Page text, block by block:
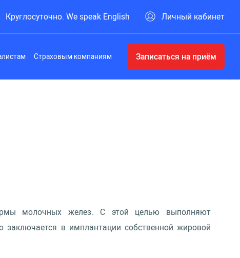
Круглосуточно. We speak English Личный кабинет
Страховым компаниям Записаться на приём
молочных желез. С этой целью выполняют
заключается в имплантации собственной жировой